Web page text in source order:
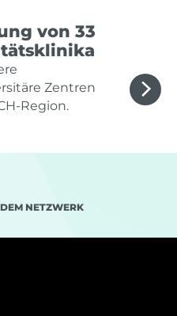
von 33
Zentren
NETZWERK